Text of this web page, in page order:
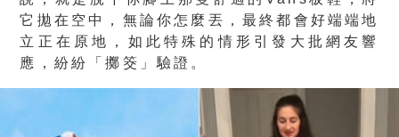
它拋在空中，無論你怎麼丟，最終都會好端端地
立正在原地，如此特殊的情形引發大批網友響
應，紛紛「擲筊」驗證。